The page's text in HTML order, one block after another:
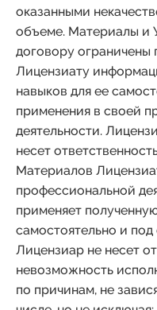
оказанными
объеме. Материалы и
договору ограничены
Лицензиату
навыков для ее
применения в своей
деятельности.
несет
Материалов
профессиональной
применяет
самостоятельно и
Лицензиар не несет
невозможность
по причинам, не